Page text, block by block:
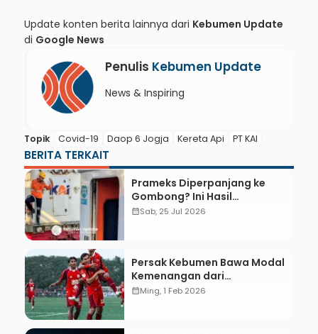
Update konten berita lainnya dari Kebumen Update
di Google News
Penulis Kebumen Update
News & Inspiring
Topik Covid-19 Daop 6 Jogja Kereta Api PT KAI
BERITA TERKAIT
Prameks Diperpanjang ke
Gombong? Ini Hasil
Audiensinya
calendar_monthSab, 25 Jul 2026
Persak Kebumen Bawa Modal
Kemenangan dari
Purwokerto, Persibas Takluk
calendar_monthMing, 1 Feb 2026